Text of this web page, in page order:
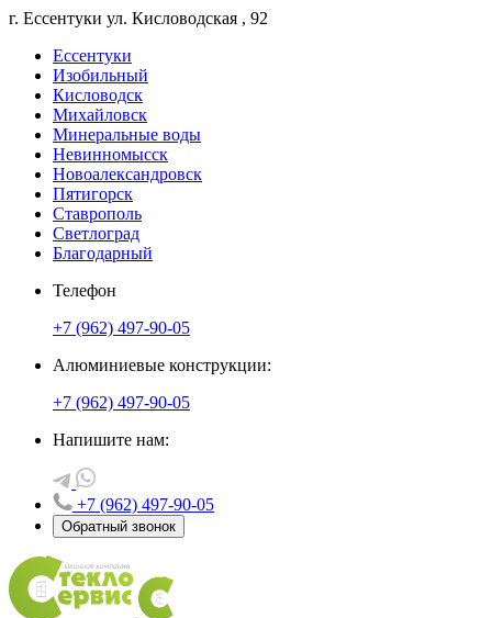
г. Ессентуки ул. Кисловодская , 92
Ессентуки
Изобильный
Кисловодск
Михайловск
Минеральные воды
Невинномысск
Новоалександровск
Пятигорск
Ставрополь
Светлоград
Благодарный
Телефон
+7 (962) 497-90-05
Алюминиевые конструкции:
+7 (962) 497-90-05
Напишите нам:
+7 (962) 497-90-05
Обратный звонок